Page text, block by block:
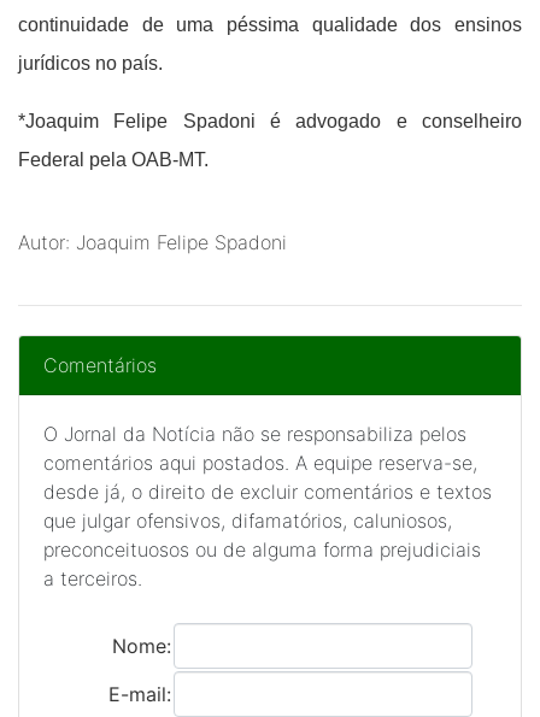
continuidade de uma péssima qualidade dos ensinos
jurídicos no país.
*Joaquim Felipe Spadoni é advogado e conselheiro
Federal pela OAB-MT.
Autor: Joaquim Felipe Spadoni
Comentários
O Jornal da Notícia não se responsabiliza pelos
comentários aqui postados. A equipe reserva-se,
desde já, o direito de excluir comentários e textos
que julgar ofensivos, difamatórios, caluniosos,
preconceituosos ou de alguma forma prejudiciais
a terceiros.
Nome:
E-mail: